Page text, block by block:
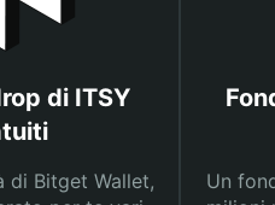
di ITSY
di Bitget Wallet,
Un